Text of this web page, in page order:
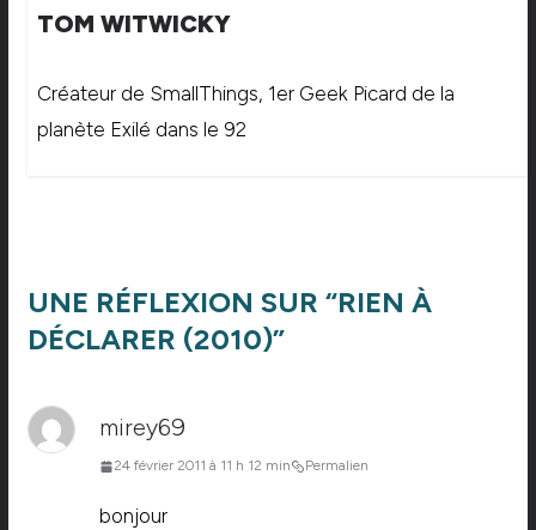
TOM WITWICKY
Créateur de SmallThings, 1er Geek Picard de la
planète Exilé dans le 92
UNE RÉFLEXION SUR “RIEN À
DÉCLARER (2010)”
mirey69
24 février 2011 à 11 h 12 min Permalien
bonjour